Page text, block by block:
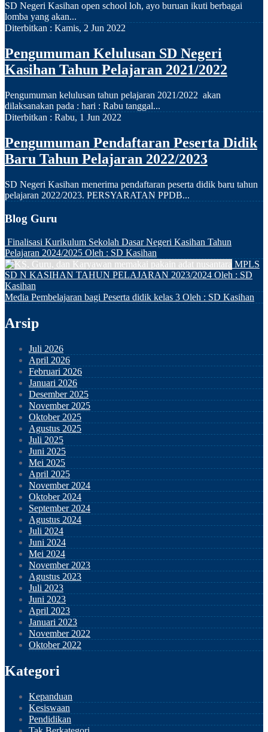
SD Negeri Kasihan open school loh, ayo buruan ikuti berbagai
lomba yang akan...
Diterbitkan : Kamis, 2 Jun 2022
Pengumuman Kelulusan SD Negeri
Kasihan Tahun Pelajaran 2021/2022
Pengumuman kelulusan tahun pelajaran 2021/2022 akan
dilaksanakan pada : hari : Rabu tanggal...
Diterbitkan : Rabu, 1 Jun 2022
Pengumuman Pendaftaran Peserta Didik
Baru Tahun Pelajaran 2022/2023
SD Negeri Kasihan menerima pendaftaran peserta didik baru tahun
pelajaran 2022/2023. PERSYARATAN PPDB...
Blog Guru
Finalisasi Kurikulum Sekolah Dasar Negeri Kasihan Tahun
Pelajaran 2024/2025 Oleh : SD Kasihan
MPLS
SD N KASIHAN TAHUN PELAJARAN 2023/2024 Oleh : SD
Kasihan
Media Pembelajaran bagi Peserta didik kelas 3 Oleh : SD Kasihan
Arsip
Juli 2026
April 2026
Februari 2026
Januari 2026
Desember 2025
November 2025
Oktober 2025
Agustus 2025
Juli 2025
Juni 2025
Mei 2025
April 2025
November 2024
Oktober 2024
September 2024
Agustus 2024
Juli 2024
Juni 2024
Mei 2024
November 2023
Agustus 2023
Juli 2023
Juni 2023
April 2023
Januari 2023
November 2022
Oktober 2022
Kategori
Kepanduan
Kesiswaan
Pendidikan